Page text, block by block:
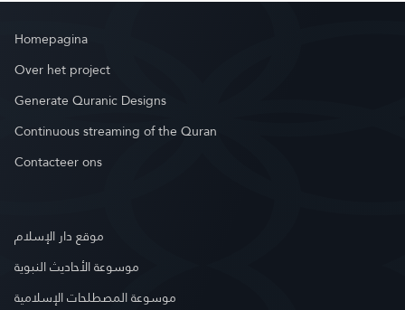
Homepagina
Over het project
Generate Quranic Designs
Continuous streaming of the Quran
Contacteer ons
موقع دار الإسلام
موسوعة الأحاديث النبوية
موسوعة المصطلحات الإسلامية